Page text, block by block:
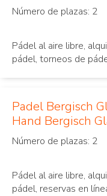
Número de plazas: 2
Pádel al aire libre,
pádel, torneos de
Padel Bergisch
Hand Bergisch
Número de plazas: 2
Pádel al aire libre,
pádel, reservas en